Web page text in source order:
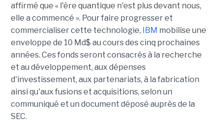
affirmé que « l'ère quantique n'est plus devant nous,
elle a commencé ». Pour faire progresser et
commercialiser cette technologie, IBM mobilise une
enveloppe de 10 Md$ au cours des cinq prochaines
années. Ces fonds seront consacrés à la recherche
et au développement, aux dépenses
d'investissement, aux partenariats, à la fabrication
ainsi qu'aux fusions et acquisitions, selon un
communiqué et un document déposé auprès de la
SEC.